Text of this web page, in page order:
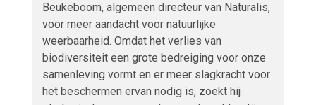
Beukeboom, algemeen directeur van Naturalis,
voor meer aandacht voor natuurlijke
weerbaarheid. Omdat het verlies van
biodiversiteit een grote bedreiging voor onze
samenleving vormt en er meer slagkracht voor
het beschermen ervan nodig is, zoekt hij